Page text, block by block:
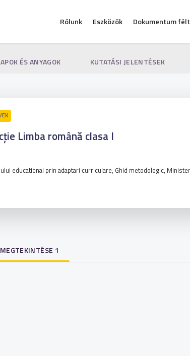
Rólunk Eszközök Dokumentum
ÉS ANYAGOK KUTATÁSI JELENTÉSEK
Limba română clasa I
educational prin adaptari curriculare, Ghid metodologic,
1